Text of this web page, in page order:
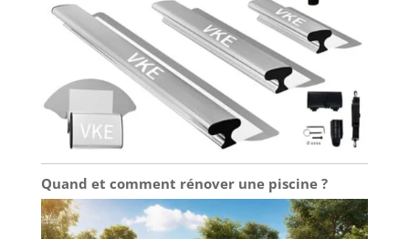
Quand et comment rénover une piscine ?